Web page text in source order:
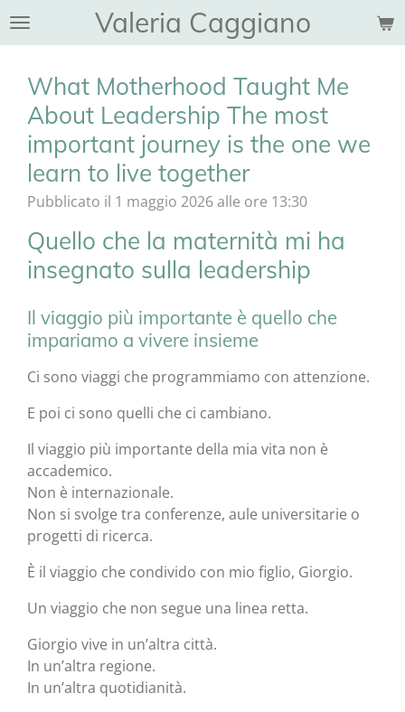
Vai
principale
Valeria Caggiano
What Motherhood Taught Me
About Leadership The most
important journey is the one we
learn to live together
Pubblicato il 1 maggio 2026 alle ore 13:30
Quello che la maternità mi ha
insegnato sulla leadership
Il viaggio più importante è quello che
impariamo a vivere insieme
Ci sono viaggi che programmiamo con attenzione.
E poi ci sono quelli che ci cambiano.
Il viaggio più importante della mia vita non è
accademico.
Non è internazionale.
Non si svolge tra conferenze, aule universitarie o
progetti di ricerca.
È il viaggio che condivido con mio figlio, Giorgio.
Un viaggio che non segue una linea retta.
Giorgio vive in un’altra città.
In un’altra regione.
In un’altra quotidianità.